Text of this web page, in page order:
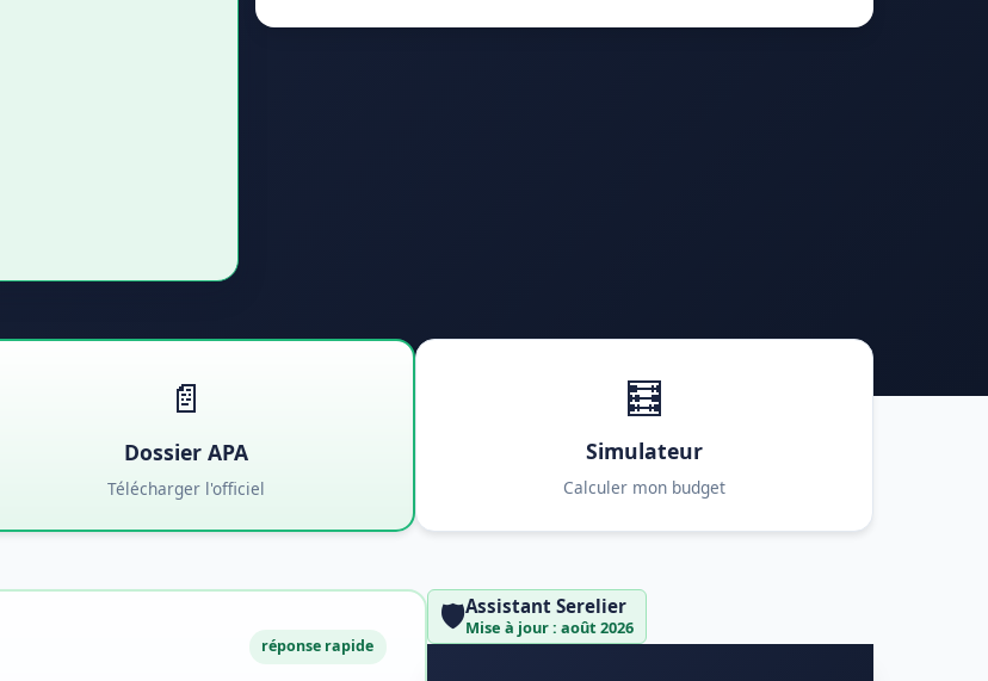
📄
Dossier APA
Télécharger l'officiel
🧮
Simulateur
Calculer mon budget
réponse rapide
🛡️Assistant Serelier
Mise à jour : août 2026